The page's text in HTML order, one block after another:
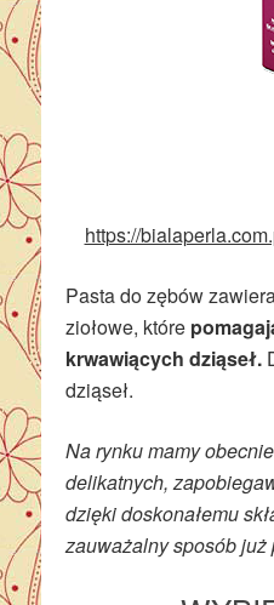
https://
Pasta do zębów
ziołowe, które
krwawiących dziąseł.
dziąseł.
Na rynku mamy
delikatnych,
dzięki doskonałemu
zauważalny sposób